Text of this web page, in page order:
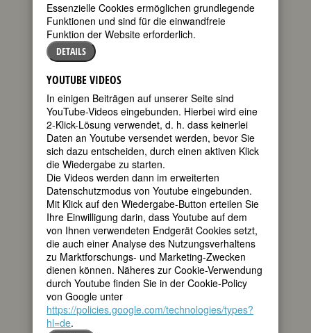
Wikimedia.org
Yorkshire
gestorben am
20. Mai 1975
in St. Ives,
Cornwall
englische
Bildhauerin
50. Todestag
am 20. Mai
2025
Biografie•Literatur & Quellen
BIOGRAFIE
teilen
tweet
mail
Schon als Kind,
als sie mit ihrem
Vater durch die
einsame, hügelige
Landschaft des
Yorkshire fährt,
empfindet sie die
Formen und Konturen ihrer Umgebung
als plastische Gebilde. Hepworth wächst
Essenzielle Cookies ermöglichen grundlegende
Funktionen und sind für die einwandfreie
Funktion der Website erforderlich.
DETAILS
YOUTUBE VIDEOS
In einigen Beiträgen auf unserer Seite sind
YouTube-Videos eingebunden. Hierbei wird eine
2-Klick-Lösung verwendet, d. h. dass keinerlei
Daten an Youtube versendet werden, bevor Sie
sich dazu entscheiden, durch einen aktiven Klick
die Wiedergabe zu starten.
Die Videos werden dann im erweiterten
Datenschutzmodus von Youtube eingebunden.
Mit Klick auf den Wiedergabe-Button erteilen Sie
Ihre Einwilligung darin, dass Youtube auf dem
von Ihnen verwendeten Endgerät Cookies setzt,
die auch einer Analyse des Nutzungsverhaltens
zu Marktforschungs- und Marketing-Zwecken
dienen können. Näheres zur Cookie-Verwendung
durch Youtube finden Sie in der Cookie-Policy
von Google unter
https://policies.google.com/technologies/types?
hl=de.